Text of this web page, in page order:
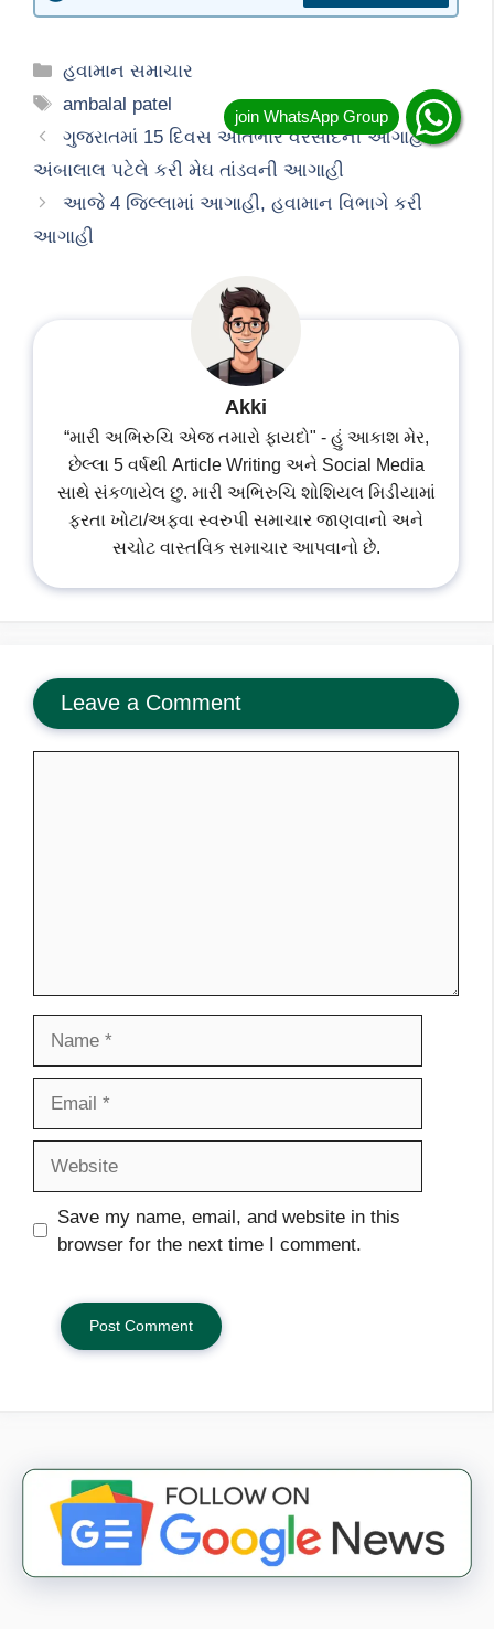
Categories
હવામાન સમાચાર
Tags
ambalal patel
ગુજરાતમાં 15 દિવસ અતિભારે વરસાદની આગાહી,
અંબાલાલ પટેલે કરી મેઘ તાંડવની આગાહી
આજે 4 જિલ્લામાં આગાહી, હવામાન વિભાગે કરી
આગાહી
Akki
“મારી અભિરુચિ એજ તમારો ફાયદો" - હું આકાશ મેર,
છેલ્લા 5 વર્ષથી Article Writing અને Social Media
સાથે સંકળાયેલ છુ. મારી અભિરુચિ શોશિયલ મિડીયામાં
ફરતા ખોટા/અફવા સ્વરુપી સમાચાર જાણવાનો અને
સચોટ વાસ્તવિક સમાચાર આપવાનો છે.
Leave a Comment
Save my name, email, and website in this
browser for the next time I comment.